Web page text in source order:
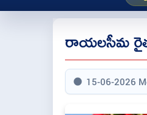
రాయలసీమ రైతు
15-06-2026